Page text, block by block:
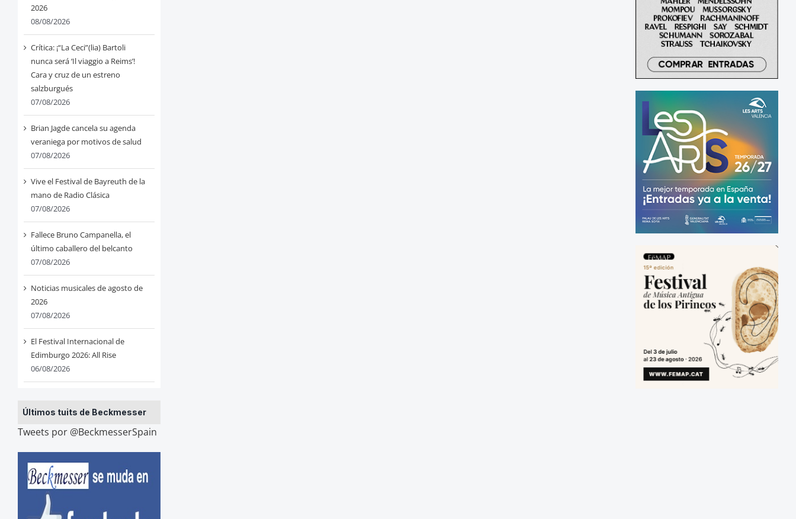
2026
08/08/2026
Crítica: ¡“La Ceci”(lia) Bartoli
nunca será ‘Il viaggio a Reims’!
Cara y cruz de un estreno
salzburgués
07/08/2026
Brian Jagde cancela su agenda
veraniega por motivos de salud
07/08/2026
Vive el Festival de Bayreuth de la
mano de Radio Clásica
07/08/2026
Fallece Bruno Campanella, el
último caballero del belcanto
07/08/2026
Noticias musicales de agosto de
2026
07/08/2026
El Festival Internacional de
Edimburgo 2026: All Rise
06/08/2026
Últimos tuits de Beckmesser
Tweets por @BeckmesserSpain